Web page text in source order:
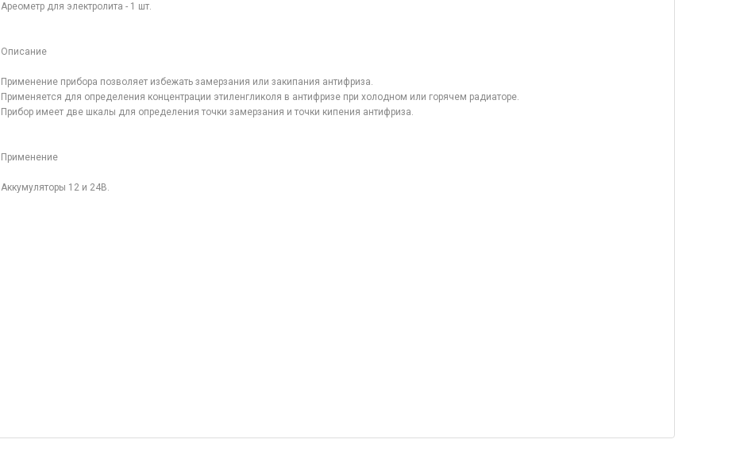
Ареометр для электролита - 1 шт.
Описание
Применение прибора позволяет избежать замерзания или закипания антифриза.
Применяется для определения концентрации этиленгликоля в антифризе при холодном или горячем радиаторе.
Прибор имеет две шкалы для определения точки замерзания и точки кипения антифриза.
Применение
Аккумуляторы 12 и 24В.